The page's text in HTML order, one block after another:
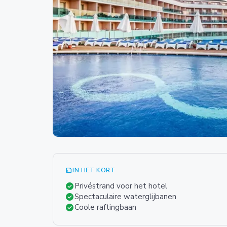
summarizeIN HET KORT
check_circlePrivéstrand voor het hotel
check_circleSpectaculaire waterglijbanen
check_circleCoole raftingbaan